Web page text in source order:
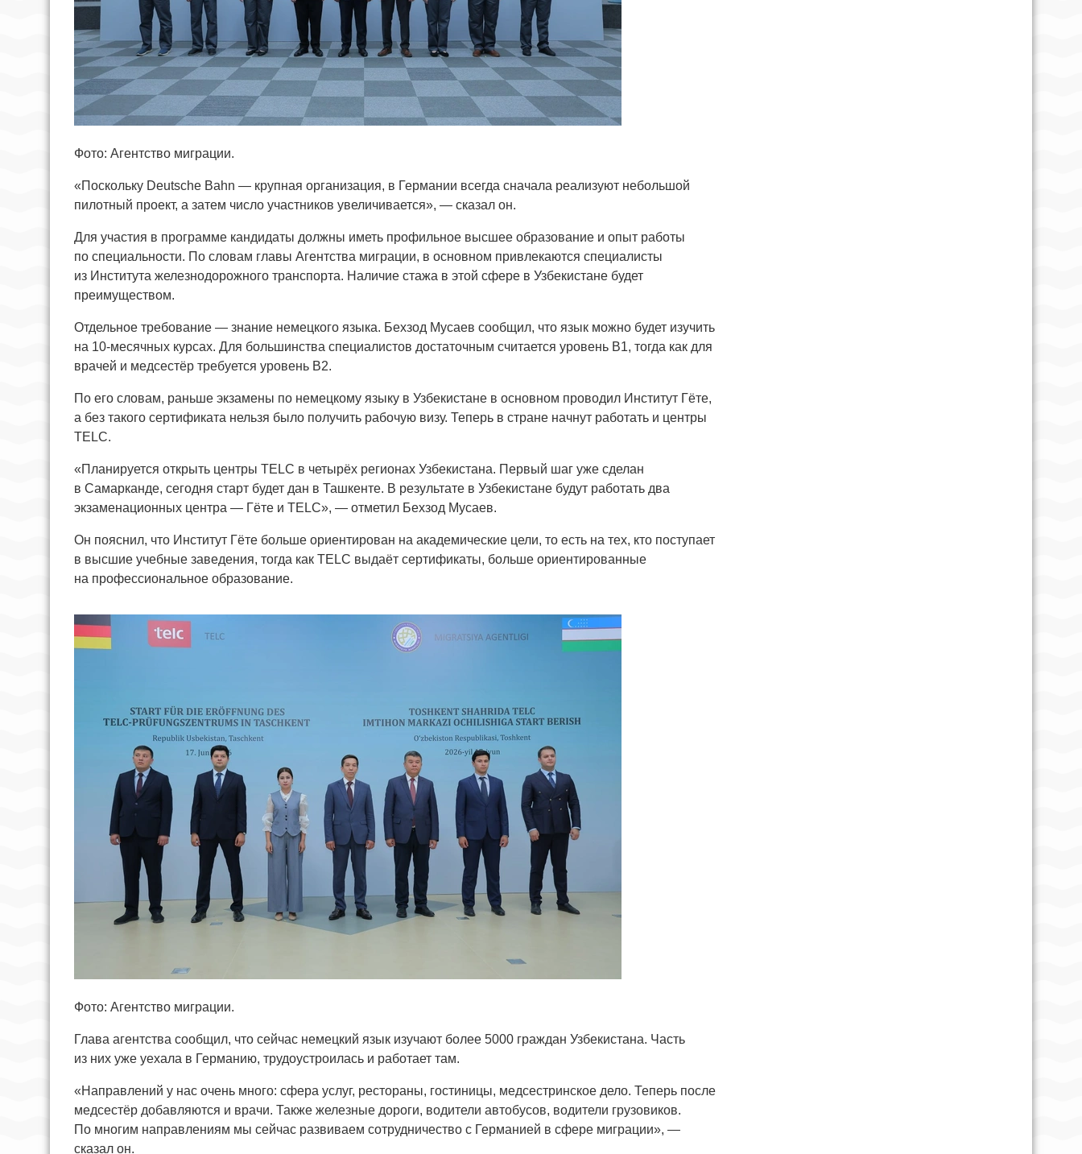
Фото: Агентство миграции.
«Поскольку Deutsche Bahn — крупная организация, в Германии всегда сначала реализуют небольшой
пилотный проект, а затем число участников увеличивается», — сказал он.
Для участия в программе кандидаты должны иметь профильное высшее образование и опыт работы
по специальности. По словам главы Агентства миграции, в основном привлекаются специалисты
из Института железнодорожного транспорта. Наличие стажа в этой сфере в Узбекистане будет
преимуществом.
Отдельное требование — знание немецкого языка. Бехзод Мусаев сообщил, что язык можно будет изучить
на 10-месячных курсах. Для большинства специалистов достаточным считается уровень B1, тогда как для
врачей и медсестёр требуется уровень B2.
По его словам, раньше экзамены по немецкому языку в Узбекистане в основном проводил Институт Гёте,
а без такого сертификата нельзя было получить рабочую визу. Теперь в стране начнут работать и центры
TELC.
«Планируется открыть центры TELC в четырёх регионах Узбекистана. Первый шаг уже сделан
в Самарканде, сегодня старт будет дан в Ташкенте. В результате в Узбекистане будут работать два
экзаменационных центра — Гёте и TELC», — отметил Бехзод Мусаев.
Он пояснил, что Институт Гёте больше ориентирован на академические цели, то есть на тех, кто поступает
в высшие учебные заведения, тогда как TELC выдаёт сертификаты, больше ориентированные
на профессиональное образование.
Фото: Агентство миграции.
Глава агентства сообщил, что сейчас немецкий язык изучают более 5000 граждан Узбекистана. Часть
из них уже уехала в Германию, трудоустроилась и работает там.
«Направлений у нас очень много: сфера услуг, рестораны, гостиницы, медсестринское дело. Теперь после
медсестёр добавляются и врачи. Также железные дороги, водители автобусов, водители грузовиков.
По многим направлениям мы сейчас развиваем сотрудничество с Германией в сфере миграции», —
сказал он.